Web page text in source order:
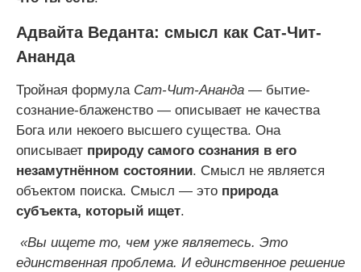
Адвайта Веданта: смысл как Сат-Чит-
Ананда
Тройная формула Сат-Чит-Ананда — бытие-
сознание-блаженство — описывает не качества
Бога или некоего высшего существа. Она
описывает природу самого сознания в его
незамутнённом состоянии. Смысл не является
объектом поиска. Смысл — это природа
субъекта, который ищет.
«Вы ищете то, чем уже являетесь. Это
единственная проблема. И единственное решение